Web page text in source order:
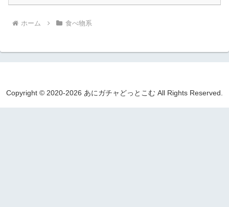
ホーム 食べ物系
Copyright © 2020-2026 あにガチャどっとこむ All Rights Reserved.